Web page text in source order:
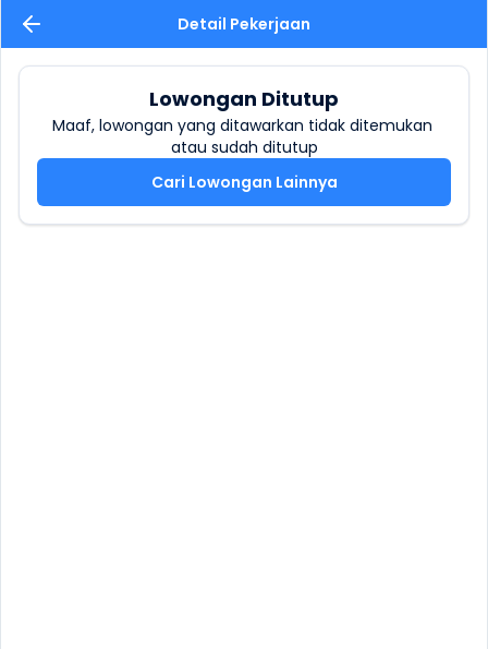
Detail Pekerjaan
Lowongan Ditutup
Maaf, lowongan yang ditawarkan tidak ditemukan
atau sudah ditutup
Cari Lowongan Lainnya